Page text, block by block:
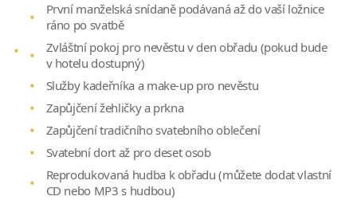
První manželská snídaně podávaná až do vaší ložnice
ráno po svatbě
Zvláštní pokoj pro nevěstu v den obřadu (pokud bude
v hotelu dostupný)
Služby kadeřníka a make-up pro nevěstu
Zapůjčení žehličky a prkna
Zapůjčení tradičního svatebního oblečení
Svatební dort až pro deset osob
Reprodukovaná hudba k obřadu (můžete dodat vlastní
CD nebo MP3 s hudbou)